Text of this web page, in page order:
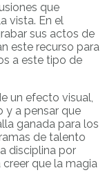
que
vista. En el
sus actos de
este recurso para
a este tipo de
un efecto visual,
y a pensar que
ganada para los
de talento
disciplina por
que la magia